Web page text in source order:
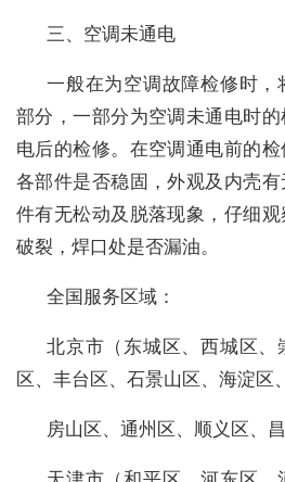
三、空调未通电
一般在为空调故障检修时，
部分，一部分为空调未通电时
电后的检修。在空调通电前的
各部件是否稳固，外观及内壳
件有无松动及脱落现象，仔细
破裂，焊口处是否漏油。
全国服务区域：
北京市（东城区、西城区
区、丰台区、石景山区、海淀区
房山区、通州区、顺义区、